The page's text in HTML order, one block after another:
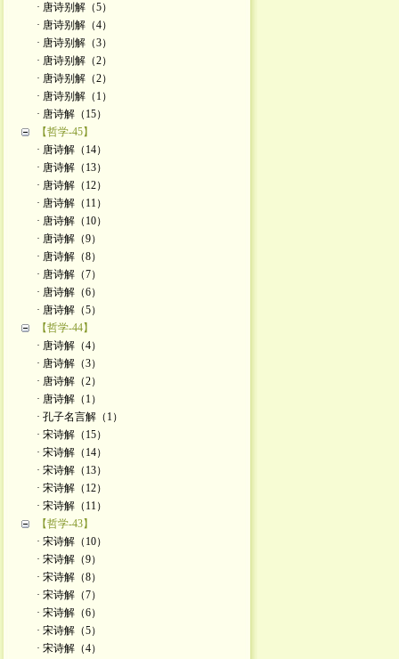
· 唐诗别解（5）
· 唐诗别解（4）
· 唐诗别解（3）
· 唐诗别解（2）
· 唐诗别解（2）
· 唐诗别解（1）
· 唐诗解（15）
【哲学-45】
· 唐诗解（14）
· 唐诗解（13）
· 唐诗解（12）
· 唐诗解（11）
· 唐诗解（10）
· 唐诗解（9）
· 唐诗解（8）
· 唐诗解（7）
· 唐诗解（6）
· 唐诗解（5）
【哲学-44】
· 唐诗解（4）
· 唐诗解（3）
· 唐诗解（2）
· 唐诗解（1）
· 孔子名言解（1）
· 宋诗解（15）
· 宋诗解（14）
· 宋诗解（13）
· 宋诗解（12）
· 宋诗解（11）
【哲学-43】
· 宋诗解（10）
· 宋诗解（9）
· 宋诗解（8）
· 宋诗解（7）
· 宋诗解（6）
· 宋诗解（5）
· 宋诗解（4）